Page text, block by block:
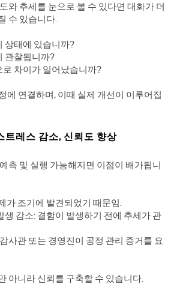
와 추세를 눈으로 볼 수 있다면 대화가 더
수 있습니다.
상태에 있습니까?
관찰됩니까?
차이가 일어났습니까?
에 연결하며, 이때 실제 개선이 이루어집
트레스 감소, 신뢰도 향상
측 및 실행 가능해지면 이점이 배가됩니
가 조기에 발견되었기 때문임.
생 감소: 결함이 발생하기 전에 추세가 관
사관 또는 경영진이 공정 관리 증거를 요
아니라 신뢰를 구축할 수 있습니다.